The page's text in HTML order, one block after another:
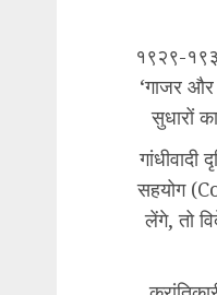
१९२९-
‘गाजर
सुधारों
गांधीवादी
सहयोग
लेंगे, तो